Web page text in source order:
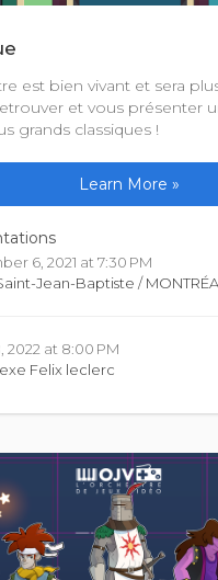
est bien vivant et sera
et vous présenter
grands classiques !
Learn More »
6, 2021 at 7:30 PM
Jean-Baptiste /
2022 at 8:00 PM
Felix leclerc